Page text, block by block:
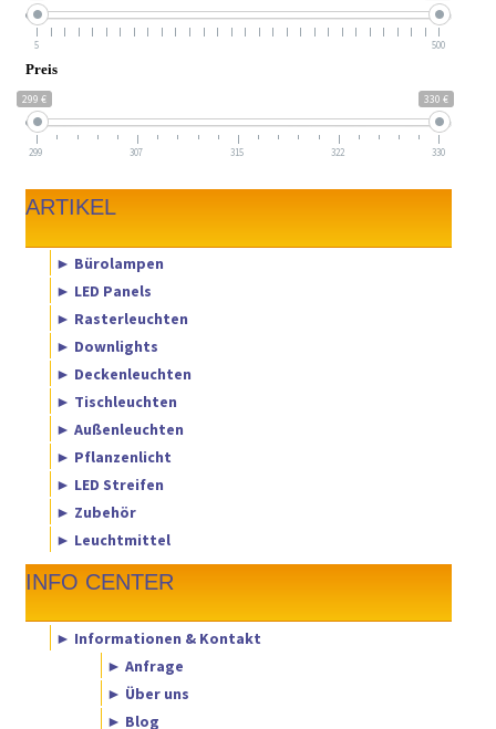
5 500
Preis
299 € 330 €
299 307 315 322 330
ARTIKEL
► Bürolampen
► LED Panels
► Rasterleuchten
► Downlights
► Deckenleuchten
► Tischleuchten
► Außenleuchten
► Pflanzenlicht
► LED Streifen
► Zubehör
► Leuchtmittel
INFO CENTER
► Informationen & Kontakt
► Anfrage
► Über uns
► Blog